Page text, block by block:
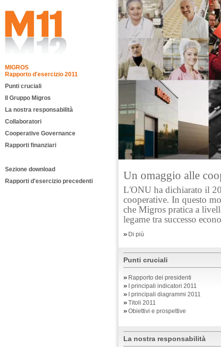
MIGROS
Rapporto d'esercizio 2011
Punti cruciali
Il Gruppo Migros
La nostra responsabilità
Collaboratori
Cooperative Governance
Rapporti finanziari
Sezione download
Rapporti d'esercizio precedenti
Un omaggio alle
L'ONU ha dichiarato il
cooperative. In questo
che Migros pratica a
legame tra successo
» Di più
Punti cruciali
» Rapporto dei presidenti
» I principali indicatori 2011
» I principali diagrammi 2011
»Titoli 2011
»Obiettivi e prospettive
La nostra responsabilità